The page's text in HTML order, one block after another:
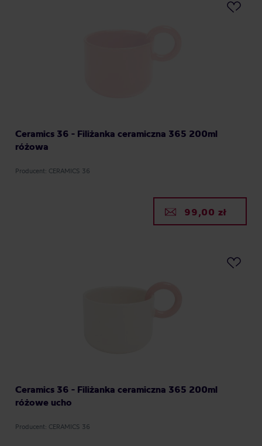
Ceramics 36 - Filiżanka ceramiczna 365 200ml
różowa
Producent: CERAMICS 36
99,00 zł
Ceramics 36 - Filiżanka ceramiczna 365 200ml
różowe ucho
Producent: CERAMICS 36